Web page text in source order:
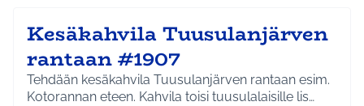
Kesäkahvila Tuusulanjärven
rantaan #1907
Tehdään kesäkahvila Tuusulanjärven rantaan esim.
Kotorannan eteen. Kahvila toisi tuusulalaisille lis…